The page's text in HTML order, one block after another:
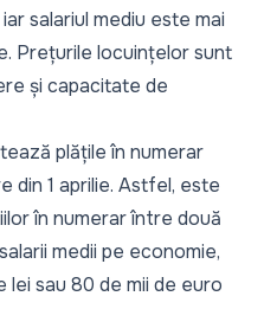
salariul mediu este mai
Prețurile locuințelor sunt
și capacitate de
plățile în numerar
din 1 aprilie. Astfel, este
în numerar între două
medii pe economie,
lei sau 80 de mii de euro